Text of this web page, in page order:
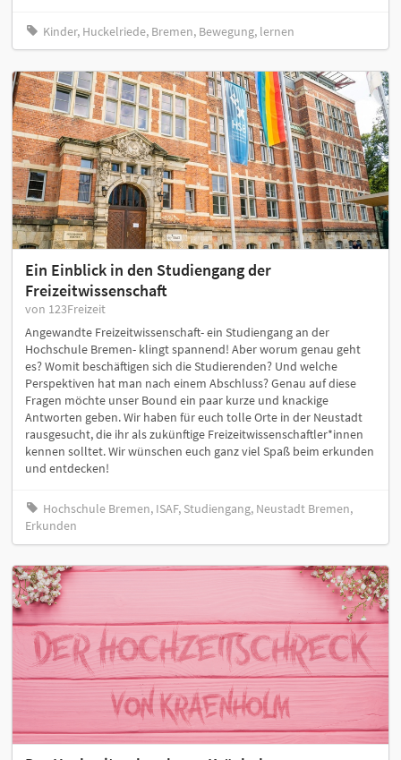
Kinder, Huckelriede, Bremen, Bewegung, lernen
Ein Einblick in den Studiengang der
Freizeitwissenschaft
von 123Freizeit
Angewandte Freizeitwissenschaft- ein Studiengang an der
Hochschule Bremen- klingt spannend! Aber worum genau geht
es? Womit beschäftigen sich die Studierenden? Und welche
Perspektiven hat man nach einem Abschluss? Genau auf diese
Fragen möchte unser Bound ein paar kurze und knackige
Antworten geben. Wir haben für euch tolle Orte in der Neustadt
rausgesucht, die ihr als zukünftige Freizeitwissenschaftler*innen
kennen solltet. Wir wünschen euch ganz viel Spaß beim erkunden
und entdecken!
Hochschule Bremen, ISAF, Studiengang, Neustadt Bremen,
Erkunden